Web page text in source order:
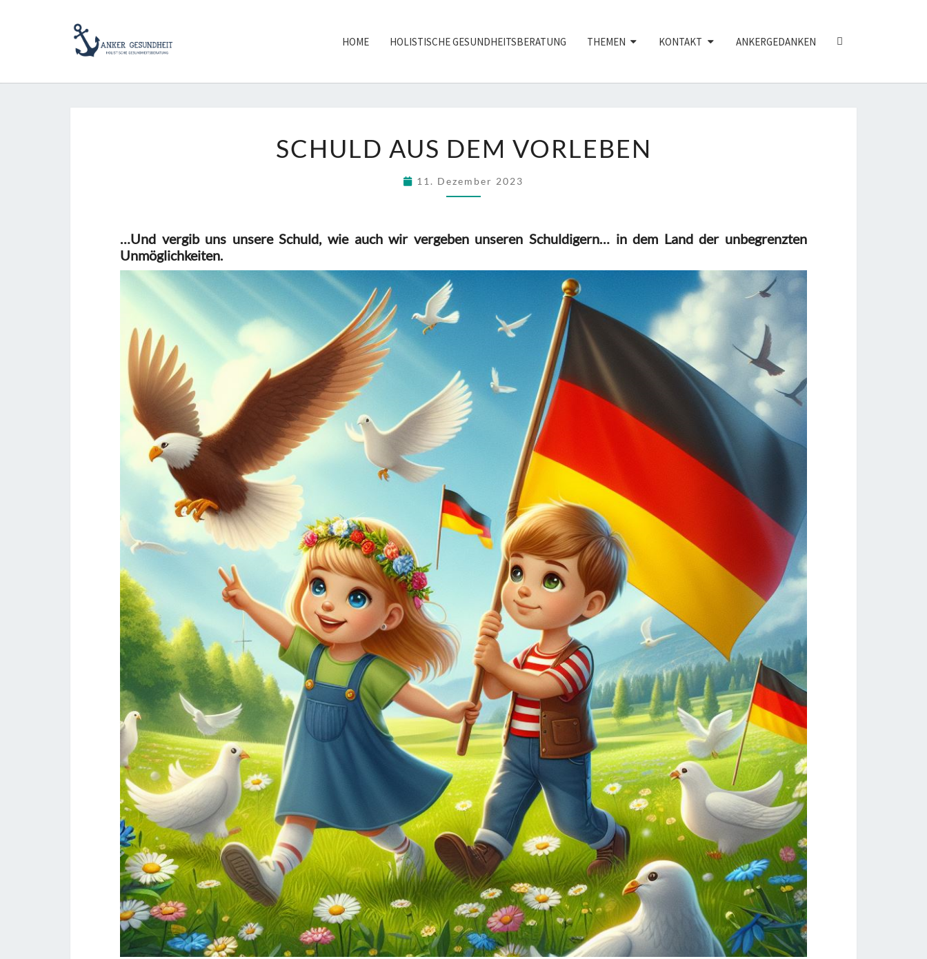
HOME HOLISTISCHE GESUNDHEITSBERATUNG THEMEN KONTAKT ANKERGEDANKEN
SEARCH
AUS
SCHULD AUS DEM VORLEBEN
11. Dezember 2023
…Und vergib uns unsere Schuld, wie auch wir vergeben unseren Schuldigern… in dem Landder unbegrenzten
Unmöglichkeiten.